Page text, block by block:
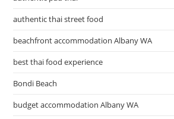
authentic thai street food
beachfront accommodation Albany WA
best thai food experience
Bondi Beach
budget accommodation Albany WA